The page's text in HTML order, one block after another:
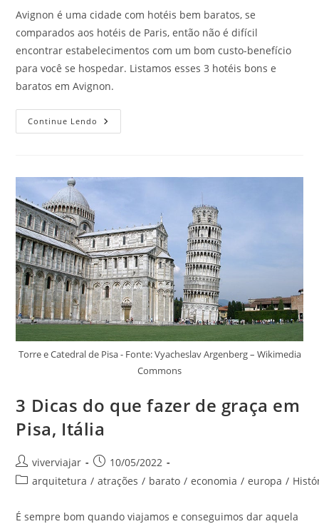
post:
Avignon é uma cidade com hotéis bem baratos, se
comparados aos hotéis de Paris, então não é difícil
encontrar estabelecimentos com um bom custo-benefício
para você se hospedar. Listamos esses 3 hotéis bons e
baratos em Avignon.
Continue Lendo
Hotéis
Avignon,
Confortavelmente
Torre e Catedral de Pisa - Fonte: Vyacheslav Argenberg – Wikimedia
Commons
3 Dicas do que fazer de graça em
Pisa, Itália
Autor
do
viverviajar
Post
publicado:
10/05/2022
Categoria
post:
arquitetura / atrações / barato / economia / europa /
É sempre bom quando viajamos e conseguimos dar aquela